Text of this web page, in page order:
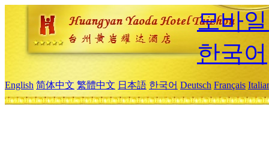
모바
한국어
English 简体中文 繁體中文 日本語 한국어 Deutsch Français